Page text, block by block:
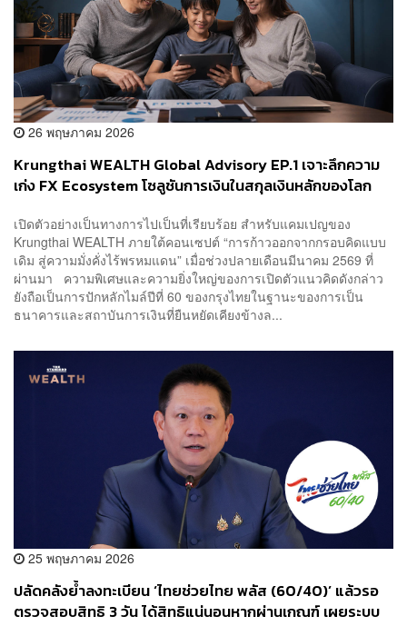
26 พฤษภาคม 2026
Krungthai WEALTH Global Advisory EP.1 เจาะลึกความ
เก่ง FX Ecosystem โซลูชันการเงินในสกุลเงินหลักของโลก
วางแผนอนาคตครอบครัว
เปิดตัวอย่างเป็นทางการไปเป็นที่เรียบร้อย สำหรับแคมเปญของ
Krungthai WEALTH ภายใต้คอนเซปต์ “การก้าวออกจากกรอบคิดแบบ
เดิม สู่ความมั่งคั่งไร้พรหมแดน” เมื่อช่วงปลายเดือนมีนาคม 2569 ที่
ผ่านมา ความพิเศษและความยิ่งใหญ่ของการเปิดตัวแนวคิดดังกล่าว
ยังถือเป็นการปักหลักไมล์ปีที่ 60 ของกรุงไทยในฐานะของการเป็น
ธนาคารและสถาบันการเงินที่ยืนหยัดเคียงข้างล...
25 พฤษภาคม 2026
ปลัดคลังย้ำลงทะเบียน ‘ไทยช่วยไทย พลัส (60/40)’ แล้วรอ
ตรวจสอบสิทธิ 3 วัน ได้สิทธิแน่นอนหากผ่านเกณฑ์ เผยระบบ